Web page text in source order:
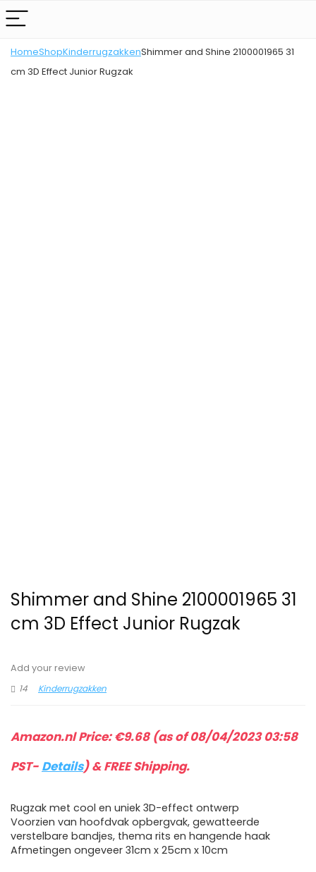
HomeShopKinderrugzakkenShimmer and Shine 2100001965 31
cm 3D Effect Junior Rugzak
Shimmer and Shine 2100001965 31
cm 3D Effect Junior Rugzak
Add your review
14
Kinderrugzakken
Amazon.nl Price:€9.68(as of 08/04/2023 03:58
PST- Details)&FREE Shipping.
Rugzak met cool en uniek 3D-effect ontwerp
Voorzien van hoofdvak opbergvak, gewatteerde
verstelbare bandjes, thema rits en hangende haak
Afmetingen ongeveer 31cm x 25cm x 10cm